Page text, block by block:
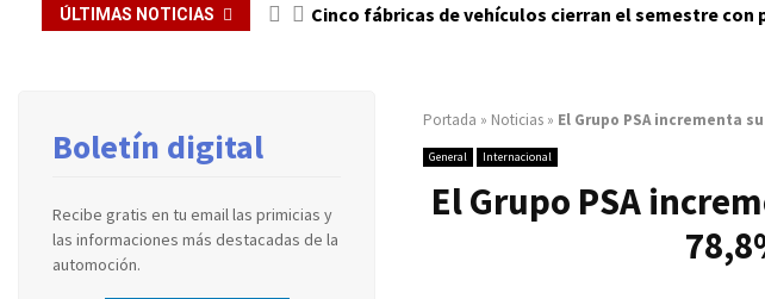
ÚLTIMAS NOTICIAS Cinco fábricas de vehículos cierran el semestre con
Portada » Noticias » El Grupo PSA incrementa
General Internacional
El Grupo PSA
Boletín digital
Recibe gratis en tu email las primicias y
las informaciones más destacadas de la
automoción.